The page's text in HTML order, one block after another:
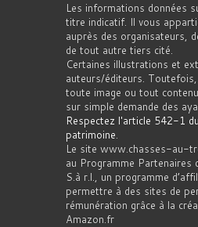
Les informations données
titre indicatif. Il vous
auprès des organisateurs,
de tout autre tiers cité.
Certaines illustrations et
auteurs/éditeurs.
toute image ou tout
sur simple demande des
Respectez l'article 542-1
patrimoine.
Le site www.chasses-au-
au Programme Partenaires
S.à r.l., un programme
permettre à des sites de
rémunération grâce à la
Amazon.fr